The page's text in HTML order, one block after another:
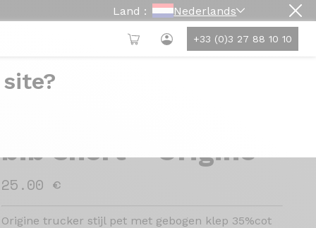
Land : Nederlands
+33 (0)3 27 88 10 10
bib short - Origine
25.00 €
Origine trucker stijl pet met gebogen klep 35%cot